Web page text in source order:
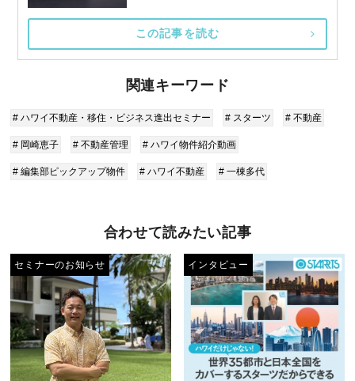
この記事を読む
関連キーワード
# ハワイ不動産・移住・ビジネス進出セミナー # スターツ # 不動産
# 岡崎恵子 # 不動産管理 # ハワイ物件紹介動画
# 編集部ピックアップ物件 # ハワイ不動産 # 一棟多代
合わせて読みたい記事
セミナーのお知らせ インタビュー